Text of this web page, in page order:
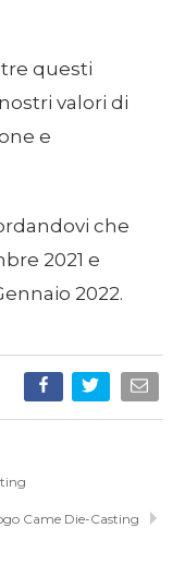
questi
valori di
e
che
2021 e
2022.
Came Die-Casting